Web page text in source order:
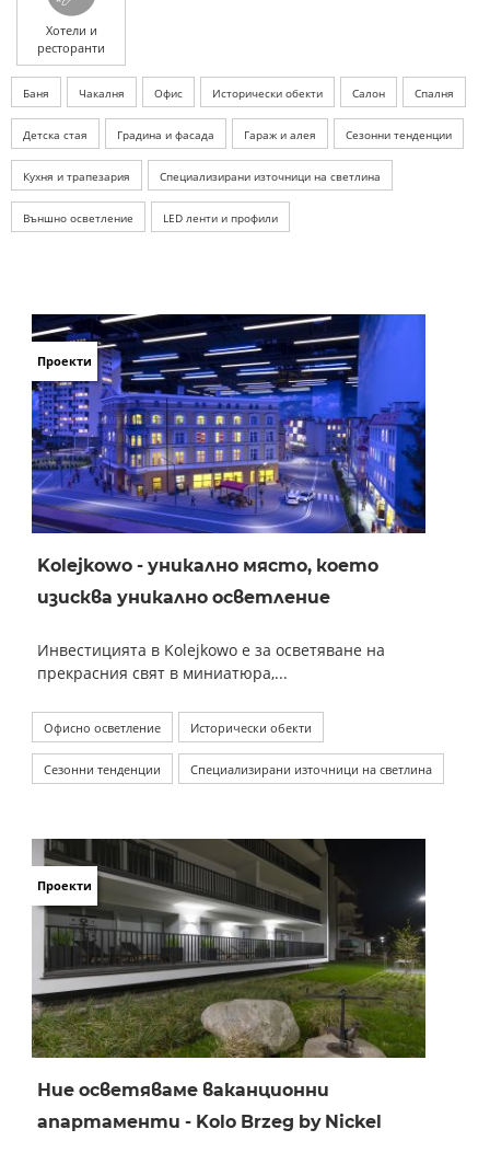
Хотели и
ресторанти
Баня Чакалня Офис Исторически обекти Салон Спалня
Детска стая Градина и фасада Гараж и алея Сезонни тенденции
Кухня и трапезария Специализирани източници на светлина
Външно осветление LED ленти и профили
Проекти
Kolejkowo - уникално място, което
изисква уникално осветление
Инвестицията в Kolejkowo е за осветяване на
прекрасния свят в миниатюра,...
Офисно осветление Исторически обекти
Сезонни тенденции Специализирани източници на светлина
Проекти
Ние осветяваме ваканционни
апартаменти - Kolo Brzeg by Nickel